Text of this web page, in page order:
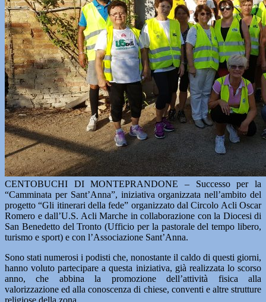
CENTOBUCHI DI MONTEPRANDONE – Successo per la
“Camminata per Sant’Anna”, iniziativa organizzata nell’ambito del
progetto “Gli itinerari della fede” organizzato dal Circolo Acli Oscar
Romero e dall’U.S. Acli Marche in collaborazione con la Diocesi di
San Benedetto del Tronto (Ufficio per la pastorale del tempo libero,
turismo e sport) e con l’Associazione Sant’Anna.
Sono stati numerosi i podisti che, nonostante il caldo di questi giorni,
hanno voluto partecipare a questa iniziativa, già realizzata lo scorso
anno, che abbina la promozione dell’attività fisica alla
valorizzazione ed alla conoscenza di chiese, conventi e altre strutture
religiose della zona.